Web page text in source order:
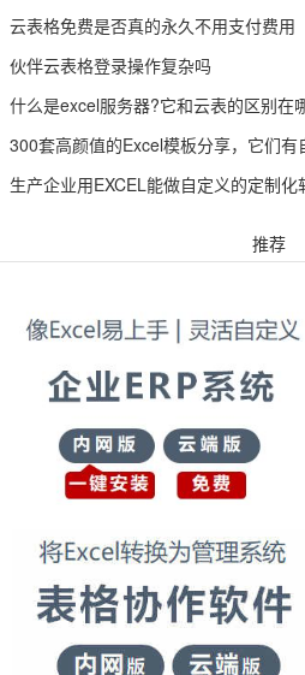
云表格免费是否真的永久不用支付费用
伙伴云表格登录操作复杂吗
什么是excel服务器?它和云表的区别在
300套高颜值的Excel模板分享，它们
生产企业用EXCEL能做自定义的定制化
推荐